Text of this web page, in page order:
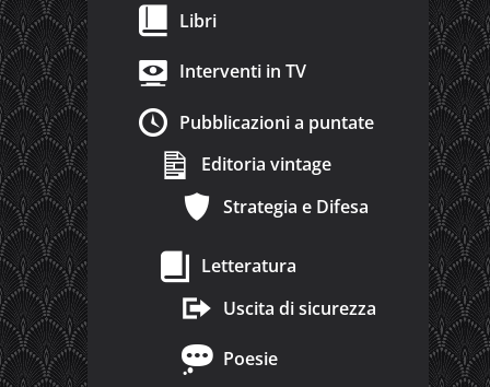
Libri
Interventi in TV
Pubblicazioni a puntate
Editoria vintage
Strategia e Difesa
Letteratura
Uscita di sicurezza
Poesie